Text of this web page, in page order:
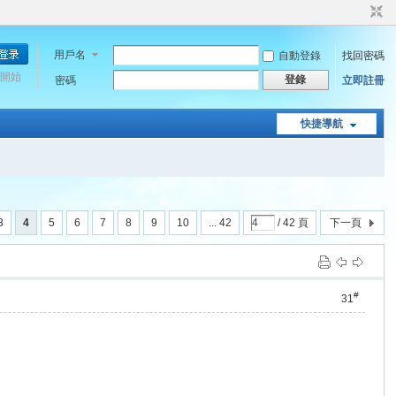
用戶名 自動登錄
找回密碼
密碼
登錄 立即註冊
始
快捷導航
4 5 6 7 8 9 10 ... 42 / 42 頁 下一頁
31#